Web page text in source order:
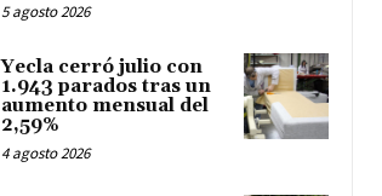
5 agosto 2026
Yecla cerró julio con
1.943 parados tras un
aumento mensual del
2,59%
4 agosto 2026